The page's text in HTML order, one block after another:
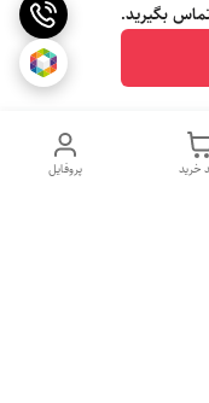
بگیرید.
پروفایل خرید